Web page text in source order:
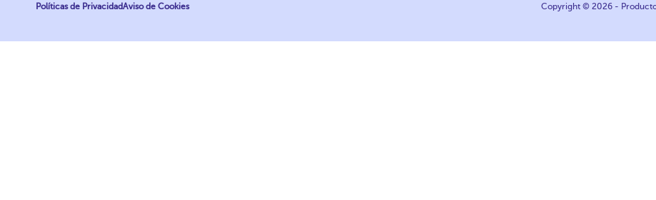
Políticas de PrivacidadAviso de Cookies Copyright © 2026 -